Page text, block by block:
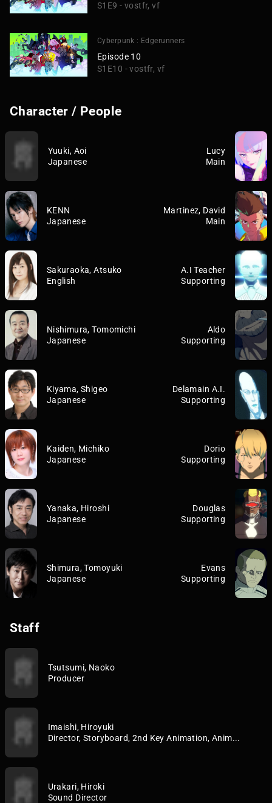
S1E9 - vostfr, vf
Cyberpunk : Edgerunners
Episode 10
S1E10 - vostfr, vf
Character / People
Yuuki, Aoi
Japanese
Lucy
Main
KENN
Japanese
Martinez, David
Main
Sakuraoka, Atsuko
English
A.I Teacher
Supporting
Nishimura, Tomomichi
Japanese
Aldo
Supporting
Kiyama, Shigeo
Japanese
Delamain A.I.
Supporting
Kaiden, Michiko
Japanese
Dorio
Supporting
Yanaka, Hiroshi
Japanese
Douglas
Supporting
Shimura, Tomoyuki
Japanese
Evans
Supporting
Staff
Tsutsumi, Naoko
Producer
Imaishi, Hiroyuki
Director, Storyboard, 2nd Key Animation, Anim...
Urakari, Hiroki
Sound Director